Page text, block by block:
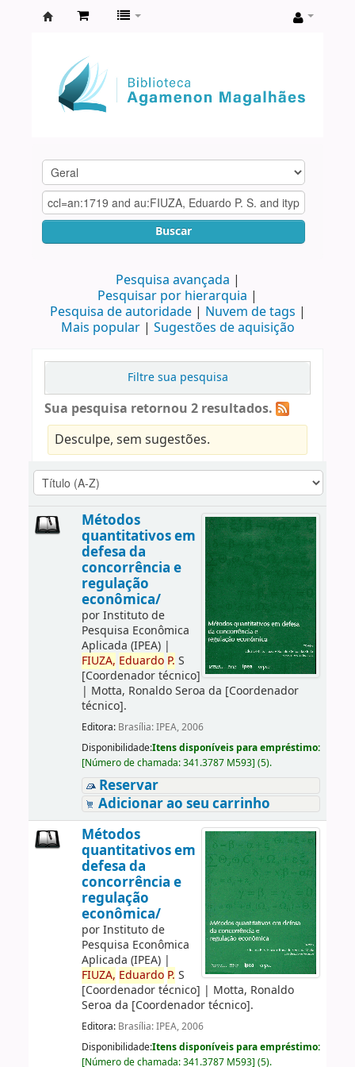
Agamenon
Magalhães
Buscar
Pesquisa avançada
Pesquisar por hierarquia
Pesquisa de autoridade
Nuvem de tags
Mais popular
Sugestões de aquisição
Filtre sua pesquisa
Sua pesquisa retornou 2 resultados.
Desculpe, sem sugestões.
Métodos
quantitativos em
defesa da
concorrência e
regulação
econômica/
porInstituto de
Pesquisa Econômica
Aplicada (IPEA)|
FIUZA, Eduardo P. S
[Coordenador técnico]
| Motta, Ronaldo Seroa da [Coordenador
técnico].
Editora: Brasília: IPEA, 2006
Disponibilidade:Itens disponíveis para empréstimo:
[Número de chamada:341.3787 M593] (5).
Reservar
Adicionar ao seu carrinho
Métodos
quantitativos em
defesa da
concorrência e
regulação
econômica/
porInstituto de
Pesquisa Econômica
Aplicada (IPEA)|
FIUZA, Eduardo P. S
[Coordenador técnico] | Motta, Ronaldo
Seroa da [Coordenador técnico].
Editora: Brasília: IPEA, 2006
Disponibilidade:Itens disponíveis para empréstimo:
[Número de chamada:341.3787 M593] (5).